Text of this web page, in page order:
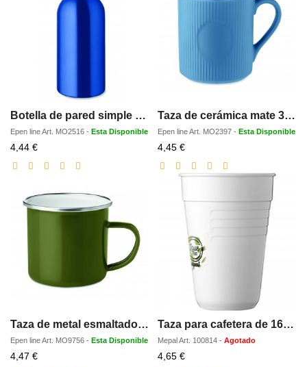
Botella de pared simple 500 ml
Epen lineArt. MO2516 - Esta Disponible
4,44 €Precio
con
Taza de cerámica mate 340 ml
Epen lineArt. MO2397 - Esta Disponible
4,45 €Precio
con
descuento
Taza de metal esmaltado 350 ml
Epen lineArt. MO9756 - Esta Disponible
4,47 €Precio
Taza para cafetera de 165ml Mepal
MepalArt. 100814 - Agotado
4,65 €Precio